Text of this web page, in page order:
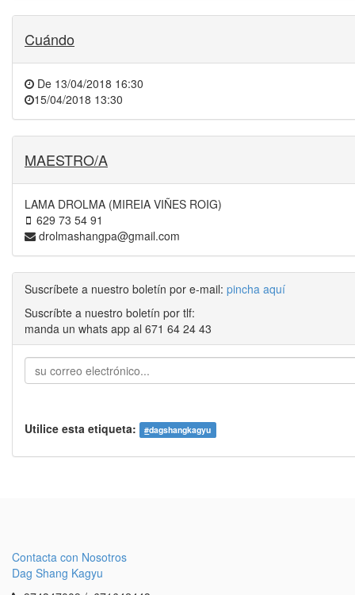
Cuándo
De 13/04/2018 16:30
15/04/2018 13:30
MAESTRO/A
LAMA DROLMA (MIREIA VIÑES ROIG)
629 73 54 91
drolmashangpa@gmail.com
Suscríbete a nuestro boletín por e-mail: pincha aquí
Suscríbte a nuestro boletín por tlf:
manda un whats app al 671 64 24 43
Utilice esta etiqueta: #dagshangkagyu
Contacta con Nosotros
Dag Shang Kagyu